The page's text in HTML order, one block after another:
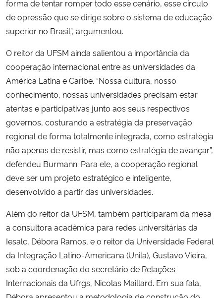
forma de tentar romper todo esse cenário, esse círculo
de opressão que se dirige sobre o sistema de educação
superior no Brasil”, argumentou.
O reitor da UFSM ainda salientou a importância da
cooperação internacional entre as universidades da
América Latina e Caribe. “Nossa cultura, nosso
conhecimento, nossas universidades precisam estar
atentas e participativas junto aos seus respectivos
governos, costurando a estratégia da preservação
regional de forma totalmente integrada, como estratégia
não apenas de resistir, mas como estratégia de avançar”,
defendeu Burmann. Para ele, a cooperação regional
deve ser um projeto estratégico e inteligente,
desenvolvido a partir das universidades.
Além do reitor da UFSM, também participaram da mesa
a consultora acadêmica para redes universitárias da
Iesalc, Débora Ramos, e o reitor da Universidade Federal
da Integração Latino-Americana (Unila), Gustavo Vieira,
sob a coordenação do secretário de Relações
Internacionais da Ufrgs, Nicolas Maillard. Em sua fala,